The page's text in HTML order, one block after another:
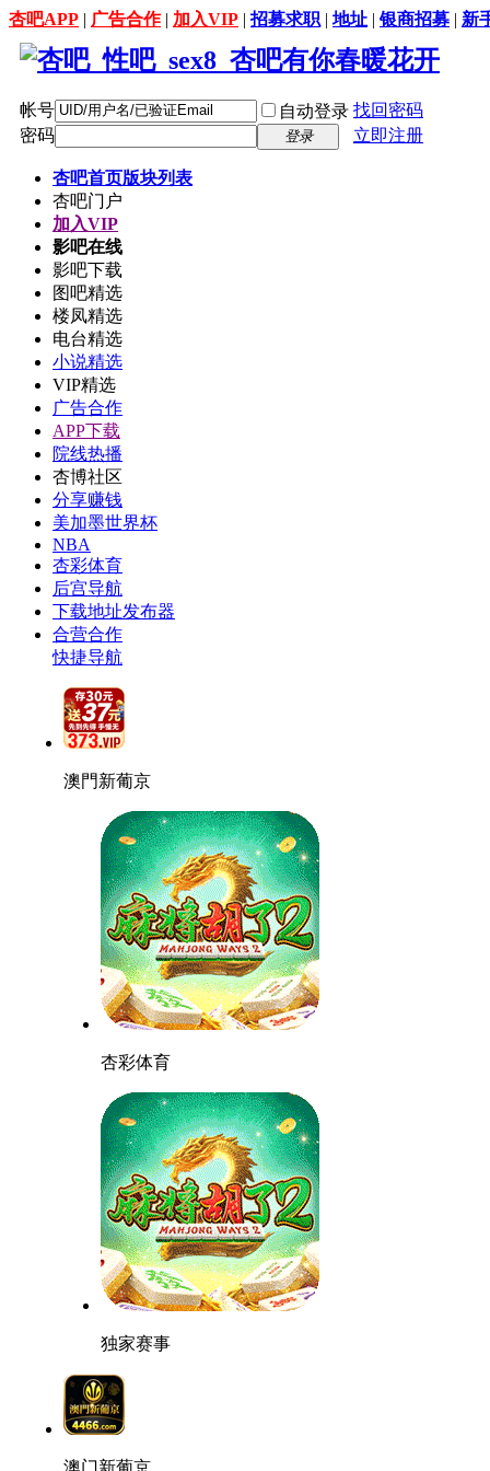
杏吧APP | 广告合作| 加入VIP | 招募求职 | 地址 |银商招募 | 新
帐号 自动登录 找回密码
密码
登录 立即注册
杏吧首页版块列表
杏吧门户
加入VIP
影吧在线
影吧下载
图吧精选
楼凤精选
电台精选
小说精选
VIP精选
广告合作
APP下载
院线热播
杏博社区
分享赚钱
美加墨世界杯
NBA
杏彩体育
后宫导航
下载地址发布器
合营合作
快捷导航
澳門新葡京
杏彩体育
独家赛事
澳门新葡京